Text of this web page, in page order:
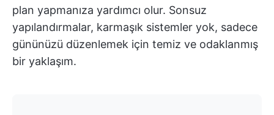
plan yapmanıza yardımcı olur. Sonsuz
yapılandırmalar, karmaşık sistemler yok, sadece
gününüzü düzenlemek için temiz ve odaklanmış
bir yaklaşım.